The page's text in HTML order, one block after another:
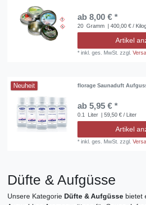
ab 8,00 € *
20 Gramm | 400,00 € /
Artikel
*inkl. ges. MwSt. zzgl.
Neuheit florage Saunaduft
ab 5,95 € *
0.1 Liter | 59,50 € / Liter
Artikel
*inkl. ges. MwSt. zzgl.
Düfte & Aufgüsse
Unsere Kategorie Düfte & Aufgüsse bietet